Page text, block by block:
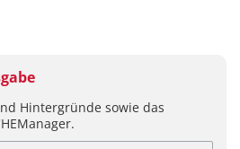
Hintergründe sowie das